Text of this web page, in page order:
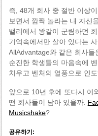
즉, 48개 회사 중 절반 이상
보면서 깜짝 놀라는 내 자신
밸리에서 왕같이 군림하던
기억속에서만 살아 있다는
AllAdvantage와 같은 회사들
순진한 학생들의 마음속에
치우고 벤처의 열풍으로 인
앞으로 10년 후에 또다시 이
떤 회사들이 남아 있을까.
Musicshake?
공유하기: